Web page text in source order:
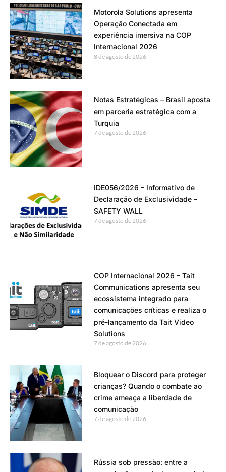
Motorola Solutions apresenta
Operação Conectada em
experiência imersiva na COP
Internacional 2026
8 de agosto de 2026
Notas Estratégicas – Brasil aposta
em parceria estratégica com a
Turquia
7 de agosto de 2026
IDE056/2026 – Informativo de
Declaração de Exclusividade –
SAFETY WALL
7 de agosto de 2026
COP Internacional 2026 – Tait
Communications apresenta seu
ecossistema integrado para
comunicações críticas e realiza o
pré-lançamento da Tait Video
Solutions
7 de agosto de 2026
Bloquear o Discord para proteger
crianças? Quando o combate ao
crime ameaça a liberdade de
comunicação
7 de agosto de 2026
Rússia sob pressão: entre a